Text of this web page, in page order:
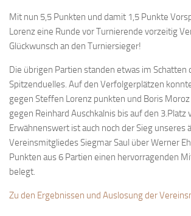
Mit nun 5,5 Punkten und damit 1,5 Punkte
Lorenz eine Runde vor Turnierende vorzeitig
Glückwunsch an den Turniersieger!
Die übrigen Partien standen etwas im Schatten
Spitzenduelles. Auf den Verfolgerplätzen
gegen Steffen Lorenz punkten und Boris
gegen Reinhard Auschkalnis bis auf den 3.Platz
Erwähnenswert ist auch noch der Sieg unseres
Vereinsmitgliedes Siegmar Saul über Werner
Punkten aus 6 Partien einen hervorragenden
belegt.
Zu den Ergebnissen und Auslosung der